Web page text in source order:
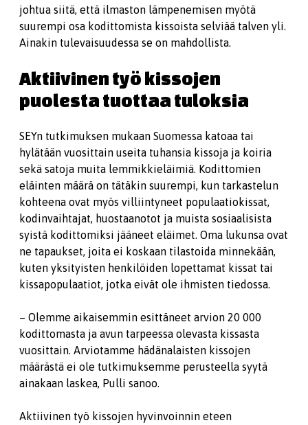
johtua siitä, että ilmaston lämpenemisen myötä
suurempi osa kodittomista kissoista selviää talven yli.
Ainakin tulevaisuudessa se on mahdollista.
Aktiivinen työ kissojen
puolesta tuottaa tuloksia
SEYn tutkimuksen mukaan Suomessa katoaa tai
hylätään vuosittain useita tuhansia kissoja ja koiria
sekä satoja muita lemmikkieläimiä. Kodittomien
eläinten määrä on tätäkin suurempi, kun tarkastelun
kohteena ovat myös villiintyneet populaatiokissat,
kodinvaihtajat, huostaanotot ja muista sosiaalisista
syistä kodittomiksi jääneet eläimet. Oma lukunsa ovat
ne tapaukset, joita ei koskaan tilastoida minnekään,
kuten yksityisten henkilöiden lopettamat kissat tai
kissapopulaatiot, jotka eivät ole ihmisten tiedossa.
– Olemme aikaisemmin esittäneet arvion 20 000
kodittomasta ja avun tarpeessa olevasta kissasta
vuosittain. Arviotamme hädänalaisten kissojen
määrästä ei ole tutkimuksemme perusteella syytä
ainakaan laskea, Pulli sanoo.
Aktiivinen työ kissojen hyvinvoinnin eteen